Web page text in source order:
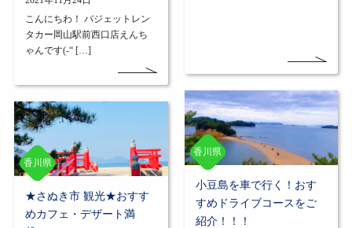
こんにちわ！ バジェットレン
タカー岡山駅前西口店えんち
ゃんです(-“ […]
香川県
★さぬき市 観光★おすす
めカフェ・デザート満
香川県
小豆島を車で行く！おす
すめドライブコースをご
紹介！！！